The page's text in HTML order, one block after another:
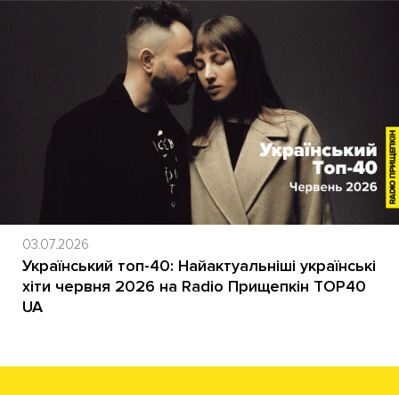
03.07.2026
Український топ-40: Найактуальніші українські
хіти червня 2026 на Radio Прищепкін TOP40
UA